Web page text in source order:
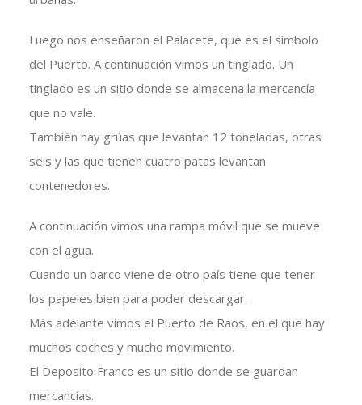
Luego nos enseñaron el Palacete, que es el símbolo
del Puerto. A continuación vimos un tinglado. Un
tinglado es un sitio donde se almacena la mercancía
que no vale.
También hay grúas que levantan 12 toneladas, otras
seis y las que tienen cuatro patas levantan
contenedores.
A continuación vimos una rampa móvil que se mueve
con el agua.
Cuando un barco viene de otro país tiene que tener
los papeles bien para poder descargar.
Más adelante vimos el Puerto de Raos, en el que hay
muchos coches y mucho movimiento.
El Deposito Franco es un sitio donde se guardan
mercancías.